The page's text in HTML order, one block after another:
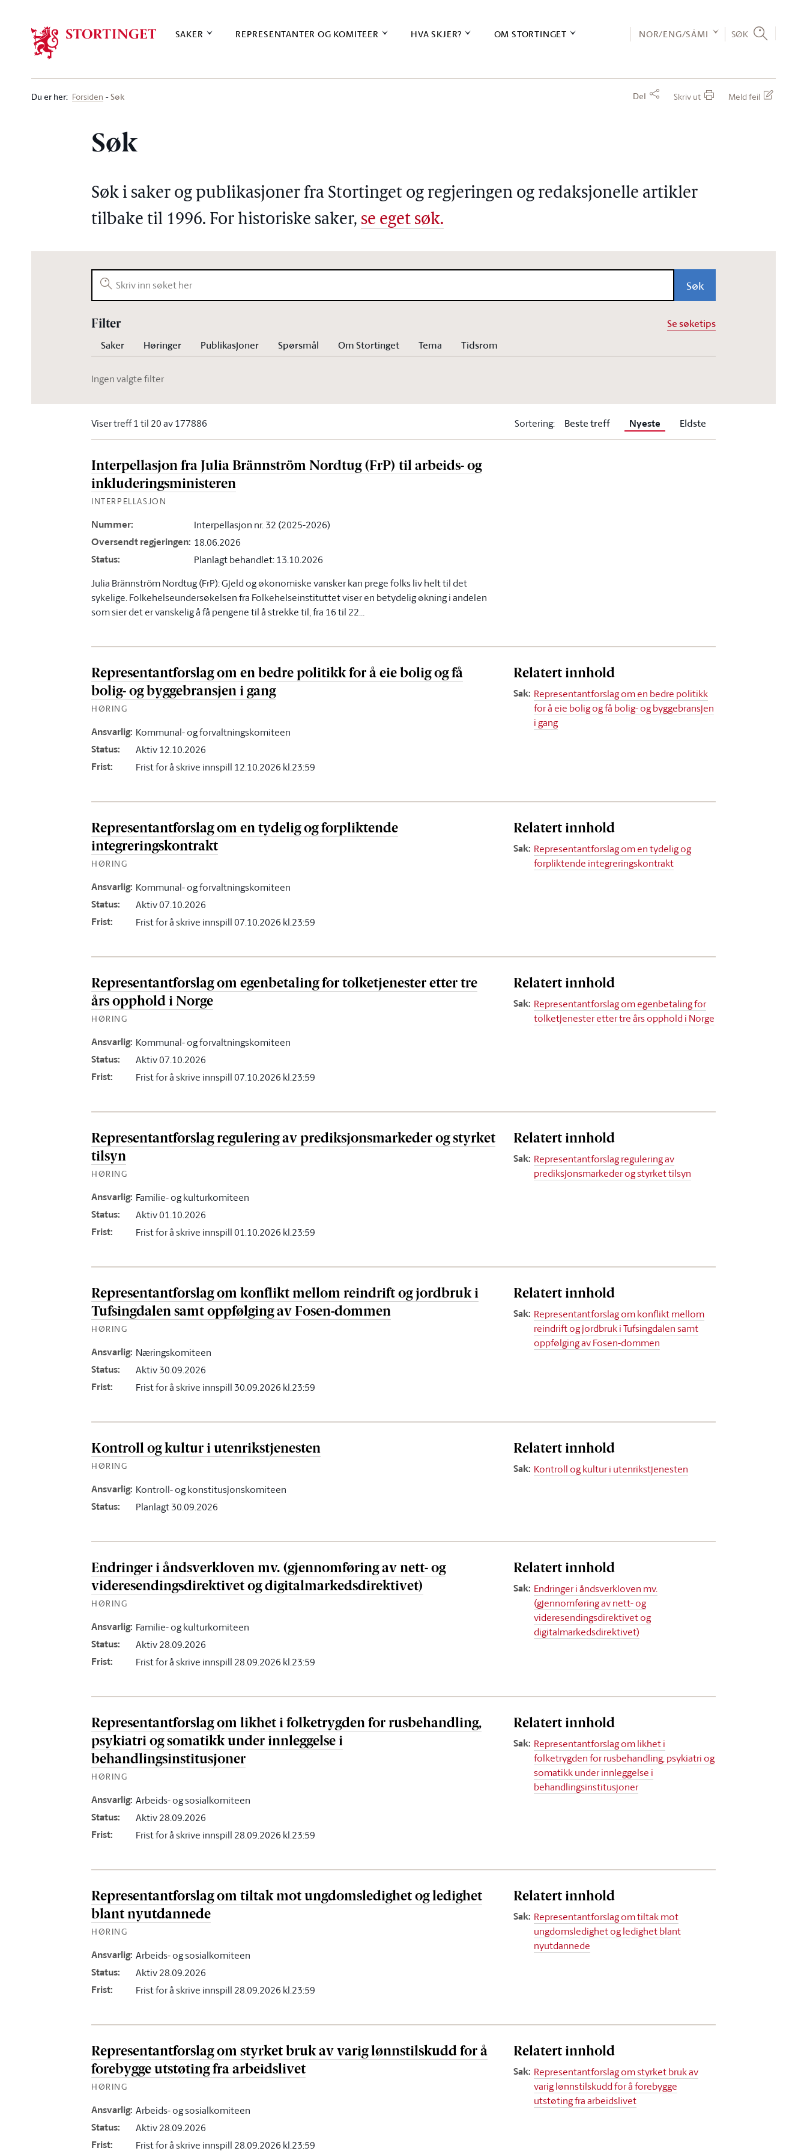
SAKER REPRESENTANTER OG KOMITEER HVA SKJER? OM STORTINGET NOR/ENG/SÁMI SØK
Du er her: Forsiden Søk Del Skriv ut Meld feil
Søk
Søk i saker og publikasjoner fra Stortinget og regjeringen og redaksjonelle artikler
tilbake til 1996. For historiske saker, se eget søk.
Søk
Filter
Se søketips
Saker
Høringer Publikasjoner Spørsmål Om Stortinget Tema Tidsrom
Ingen valgte filter
Viser treff 1 til 20 av 177886 Sortering: Beste treff Nyeste Eldste
Interpellasjon fra Julia Brännström Nordtug (FrP) til arbeids- og
inkluderingsministeren
INTERPELLASJON
Nummer: Interpellasjon nr. 32 (2025-2026)
Oversendt regjeringen: 18.06.2026
Status:
Planlagt behandlet: 13.10.2026
Julia Brännström Nordtug (FrP): Gjeld og økonomiske vansker kan prege folks liv helt til det
sykelige. Folkehelseundersøkelsen fra Folkehelseinstituttet viser en betydelig økning i andelen
som sier det er vanskelig å få pengene til å strekke til, fra 16 til 22…
Representantforslag om en bedre politikk for å eie bolig og få
bolig- og byggebransjen i gang
HØRING
Ansvarlig: Kommunal- og forvaltningskomiteen
Status: Aktiv 12.10.2026
Frist: Frist for å skrive innspill 12.10.2026 kl.23:59
Relatert innhold
Sak: Representantforslag om en bedre politikk
for å eie bolig og få bolig- og byggebransjen
i gang
Representantforslag om en tydelig og forpliktende
integreringskontrakt
HØRING
Ansvarlig: Kommunal- og forvaltningskomiteen
Status: Aktiv 07.10.2026
Frist: Frist for å skrive innspill 07.10.2026 kl.23:59
Relatert innhold
Sak: Representantforslag om en tydelig og
forpliktende integreringskontrakt
Representantforslag om egenbetaling for tolketjenester etter tre
års opphold i Norge
HØRING
Ansvarlig: Kommunal- og forvaltningskomiteen
Status: Aktiv 07.10.2026
Frist: Frist for å skrive innspill 07.10.2026 kl.23:59
Relatert innhold
Sak: Representantforslag om egenbetaling for
tolketjenester etter tre års opphold i Norge
Representantforslag regulering av prediksjonsmarkeder og styrket
tilsyn
HØRING
Ansvarlig: Familie- og kulturkomiteen
Status: Aktiv 01.10.2026
Frist: Frist for å skrive innspill 01.10.2026 kl.23:59
Relatert innhold
Sak: Representantforslag regulering av
prediksjonsmarkeder og styrket tilsyn
Representantforslag om konflikt mellom reindrift og jordbruk i
Tufsingdalen samt oppfølging av Fosen-dommen
HØRING
Ansvarlig: Næringskomiteen
Status: Aktiv 30.09.2026
Frist: Frist for å skrive innspill 30.09.2026 kl.23:59
Relatert innhold
Sak: Representantforslag om konflikt mellom
reindrift og jordbruk i Tufsingdalen samt
oppfølging av Fosen-dommen
Kontroll og kultur i utenrikstjenesten
HØRING
Ansvarlig: Kontroll- og konstitusjonskomiteen
Status: Planlagt 30.09.2026
Relatert innhold
Sak: Kontroll og kultur i utenrikstjenesten
Endringer i åndsverkloven mv. (gjennomføring av nett- og
videresendingsdirektivet og digitalmarkedsdirektivet)
HØRING
Ansvarlig: Familie- og kulturkomiteen
Status: Aktiv 28.09.2026
Frist: Frist for å skrive innspill 28.09.2026 kl.23:59
Relatert innhold
Sak: Endringer i åndsverkloven mv.
(gjennomføring av nett- og
videresendingsdirektivet og
digitalmarkedsdirektivet)
Representantforslag om likhet i folketrygden for rusbehandling,
psykiatri og somatikk under innleggelse i
behandlingsinstitusjoner
HØRING
Ansvarlig: Arbeids- og sosialkomiteen
Status: Aktiv 28.09.2026
Frist: Frist for å skrive innspill 28.09.2026 kl.23:59
Relatert innhold
Sak: Representantforslag om likhet i
folketrygden for rusbehandling, psykiatri og
somatikk under innleggelse i
behandlingsinstitusjoner
Representantforslag om tiltak mot ungdomsledighet og ledighet
blant nyutdannede
HØRING
Ansvarlig: Arbeids- og sosialkomiteen
Status: Aktiv 28.09.2026
Frist: Frist for å skrive innspill 28.09.2026 kl.23:59
Relatert innhold
Sak: Representantforslag om tiltak mot
ungdomsledighet og ledighet blant
nyutdannede
Representantforslag om styrket bruk av varig lønnstilskudd for å
forebygge utstøting fra arbeidslivet
HØRING
Ansvarlig: Arbeids- og sosialkomiteen
Status: Aktiv 28.09.2026
Frist: Frist for å skrive innspill 28.09.2026 kl.23:59
Relatert innhold
Sak: Representantforslag om styrket bruk av
varig lønnstilskudd for å forebygge
utstøting fra arbeidslivet